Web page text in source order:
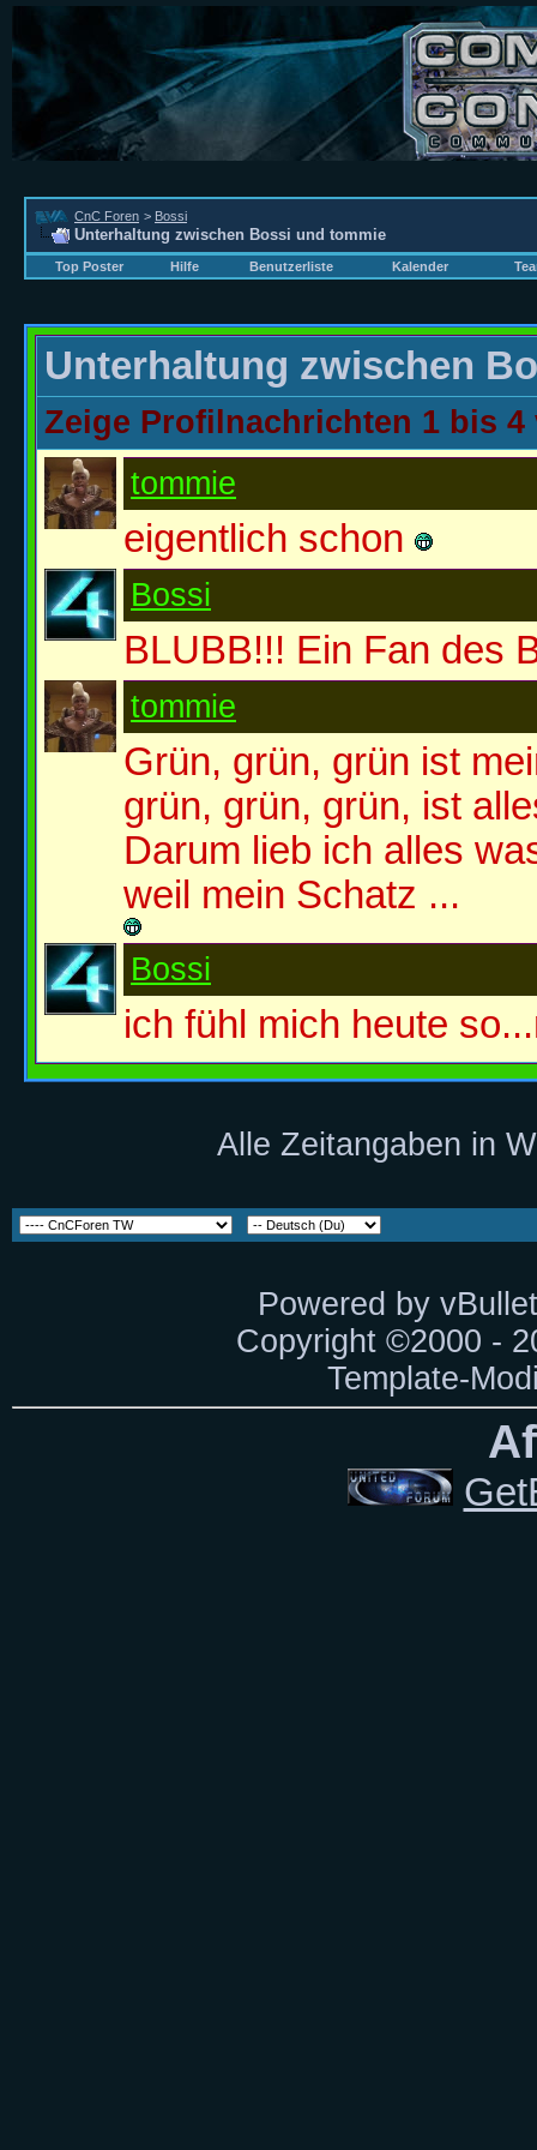
CnC Foren > Bossi
Unterhaltung zwischen Bossi und tommie
Top Poster Hilfe Benutzerliste Kalender
Unterhaltung zwischen
Zeige Profilnachrichten 1 bis 4
tommie
eigentlich schon
Bossi
BLUBB!!! Ein Fan des
tommie
Grün, grün, grün ist
grün, grün, grün, ist
Darum lieb ich alles
weil mein Schatz ...
Bossi
ich fühl mich heute
Alle Zeitangaben in
Powered by
Copyright ©2000 -
Template-